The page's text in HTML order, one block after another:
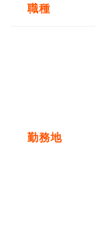
職種
勤務地